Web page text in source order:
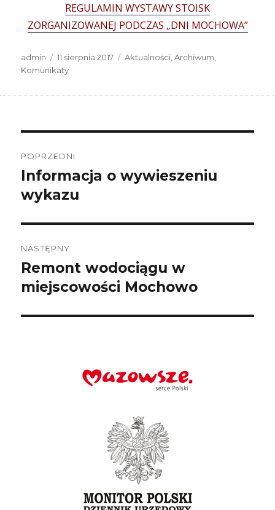
REGULAMIN WYSTAWY STOISK
ZORGANIZOWANEJ PODCZAS „DNI MOCHOWA”
Autor
admin
Data
publikacji
11 sierpnia 2017 Kategorie
Aktualności ,Archiwum
Komunikaty
wpisu
POPRZEDNI
Poprzedni
wpis:
Informacja o wywieszeniu
wykazu
NASTĘPNY
Następny
wpis:
Remont wodociągu w
miejscowości Mochowo